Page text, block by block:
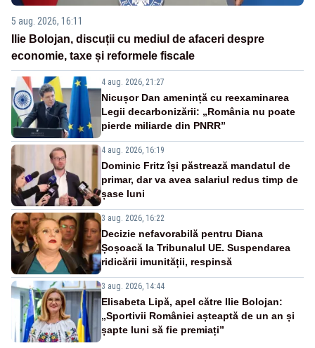
5 aug. 2026, 16:11
Ilie Bolojan, discuții cu mediul de afaceri despre
economie, taxe și reformele fiscale
4 aug. 2026, 21:27
Nicușor Dan amenință cu reexaminarea
Legii decarbonizării: „România nu poate
pierde miliarde din PNRR”
4 aug. 2026, 16:19
Dominic Fritz își păstrează mandatul de
primar, dar va avea salariul redus timp de
șase luni
3 aug. 2026, 16:22
Decizie nefavorabilă pentru Diana
Șoșoacă la Tribunalul UE. Suspendarea
ridicării imunității, respinsă
3 aug. 2026, 14:44
Elisabeta Lipă, apel către Ilie Bolojan:
„Sportivii României așteaptă de un an și
șapte luni să fie premiați”